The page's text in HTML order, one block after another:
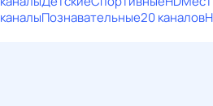
каналыПознавательные20 каналов